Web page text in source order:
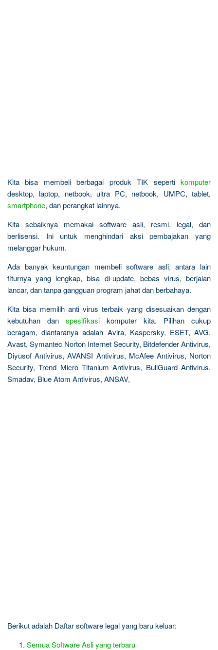
Kita bisa membeli berbagai produk TIK seperti komputer
desktop, laptop, netbook, ultra PC, netbook, UMPC, tablet,
smartphone, dan perangkat lainnya.
Kita sebaiknya memakai software asli, resmi, legal, dan
berlisensi. Ini untuk menghindari aksi pembajakan yang
melanggar hukum.
Ada banyak keuntungan membeli software asli, antara lain
fiturnya yang lengkap, bisa di-update, bebas virus, berjalan
lancar, dan tanpa gangguan program jahat dan berbahaya.
Kita bisa memilih anti virus terbaik yang disesuaikan dengan
kebutuhan dan spesifikasi komputer kita. Pilihan cukup
beragam, diantaranya adalah Avira, Kaspersky, ESET, AVG,
Avast, Symantec Norton Internet Security, Bitdefender Antivirus,
Diyusof Antivirus, AVANSI Antivirus, McAfee Antivirus, Norton
Security, Trend Micro Titanium Antivirus, BullGuard Antivirus,
Smadav, Blue Atom Antivirus, ANSAV,
Berikut adalah Daftar software legal yang baru keluar:
Semua Software Asli yang terbaru